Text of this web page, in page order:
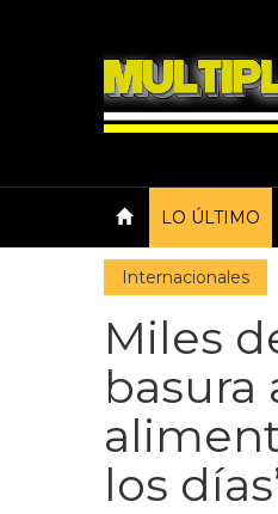
LO ÚLTIMO
Internacionales
Miles
basura
los